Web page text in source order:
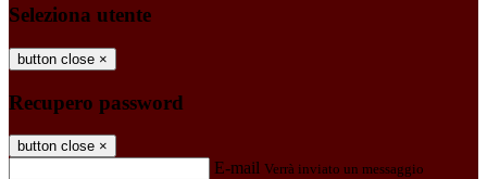
Seleziona utente
button close ×
Recupero password
button close ×
E-mail Verrà inviato un messaggio